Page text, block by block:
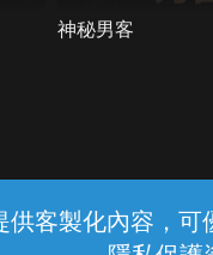
客製化內容，
神秘男客